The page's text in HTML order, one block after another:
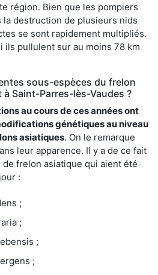
région. Bien que les pompiers
destruction de plusieurs nids
se sont rapidement multipliés.
ils pullulent sur au moins 78 km
sous-espèces du frelon
Saint-Parres-lès-Vaudes ?
au cours de ces années ont
génétiques au niveau
asiatiques. On le remarque
leur apparence. Il y a de ce fait
frelon asiatique qui aient été
:
;
;
;
;